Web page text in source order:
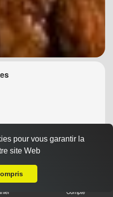
Compte
pour vous garantir la
site Web